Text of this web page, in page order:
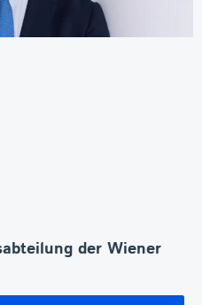
der Wiener